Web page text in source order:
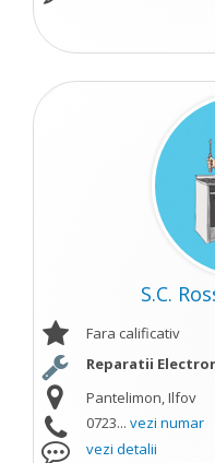
S.C.
Fara calificativ
Reparatii
Pantelimon, Ilfov
0723... vezi numar
vezi detalii